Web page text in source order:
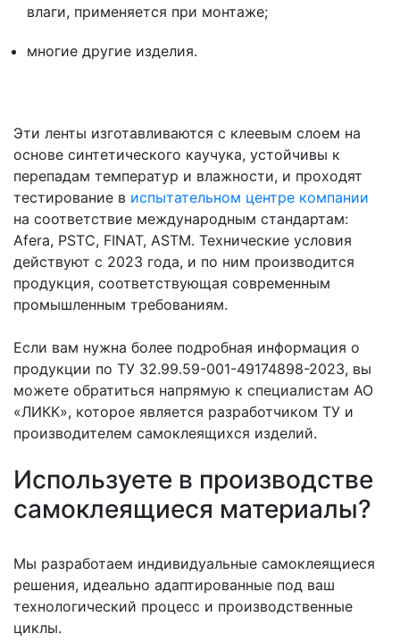
влаги, применяется при монтаже;
многие другие изделия.
Эти ленты изготавливаются с клеевым слоем на
основе синтетического каучука, устойчивы к
перепадам температур и влажности, и проходят
тестирование в испытательном центре компании
на соответствие международным стандартам:
Afera, PSTC, FINAT, ASTM. Технические условия
действуют с 2023 года, и по ним производится
продукция, соответствующая современным
промышленным требованиям.
Если вам нужна более подробная информация о
продукции по ТУ 32.99.59-001-49174898-2023, вы
можете обратиться напрямую к специалистам АО
«ЛИКК», которое является разработчиком ТУ и
производителем самоклеящихся изделий.
Используете в производстве
самоклеящиеся материалы?
Мы разработаем индивидуальные самоклеящиеся
решения, идеально адаптированные под ваш
технологический процесс и производственные
циклы.